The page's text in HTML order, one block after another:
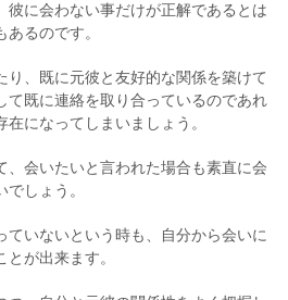
彼に会わない事だけが正解であるとは
るのです。
り、既に元彼と友好的な関係を築けて
て既に連絡を取り合っているのであれ
になってしまいましょう。
、会いたいと言われた場合も素直に会
しょう。
ていないという時も、自分から会いに
が出来ます。